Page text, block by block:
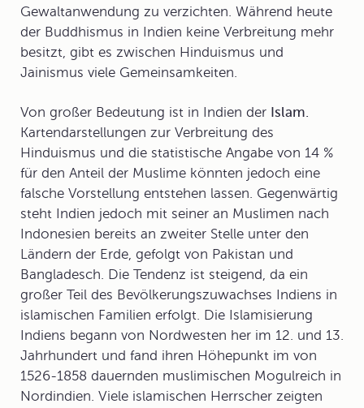
Gewaltanwendung zu verzichten. Während heute
der Buddhismus in Indien keine Verbreitung mehr
besitzt, gibt es zwischen Hinduismus und
Jainismus viele Gemeinsamkeiten.
Von großer Bedeutung ist in Indien der Islam.
Kartendarstellungen zur Verbreitung des
Hinduismus und die statistische Angabe von 14 %
für den Anteil der Muslime könnten jedoch eine
falsche Vorstellung entstehen lassen. Gegenwärtig
steht Indien jedoch mit seiner an Muslimen nach
Indonesien bereits an zweiter Stelle unter den
Ländern der Erde, gefolgt von Pakistan und
Bangladesch. Die Tendenz ist steigend, da ein
großer Teil des Bevölkerungszuwachses Indiens in
islamischen Familien erfolgt. Die Islamisierung
Indiens begann von Nordwesten her im 12. und 13.
Jahrhundert und fand ihren Höhepunkt im von
1526-1858 dauernden muslimischen Mogulreich in
Nordindien. Viele islamischen Herrscher zeigten